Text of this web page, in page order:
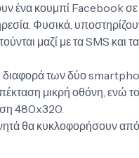
ένα κουμπί Facebook σε
Φυσικά,
μαζί με τα SMS και
των δύο
μικρή οθόνη, ενώ
480x320.
θα κυκλοφορήσουν από